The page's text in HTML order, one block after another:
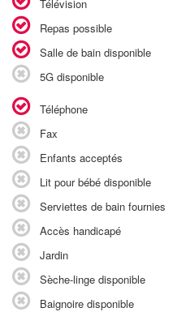
Télévision
Repas possible
Salle de bain disponible
5G disponible
Téléphone
Fax
Enfants acceptés
Lit pour bébé disponible
Serviettes de bain fournies
Accès handicapé
Jardin
Sèche-linge disponible
Baignoire disponible